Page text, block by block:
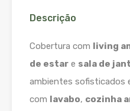
Descrição
Cobertura com living
de estar e sala de
ambientes sofisticados
com
lavabo, cozinha